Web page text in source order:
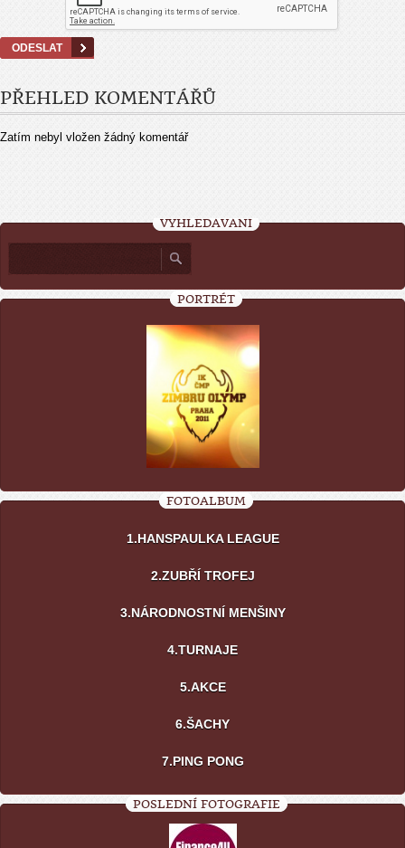
PŘEHLED KOMENTÁŘŮ
Zatím nebyl vložen žádný komentář
VYHLEDÁVÁNÍ
PORTRÉT
FOTOALBUM
1.HANSPAULKA LEAGUE
2.ZUBŘÍ TROFEJ
3.NÁRODNOSTNÍ MENŠINY
4.TURNAJE
5.AKCE
6.ŠACHY
7.PING PONG
POSLEDNÍ FOTOGRAFIE